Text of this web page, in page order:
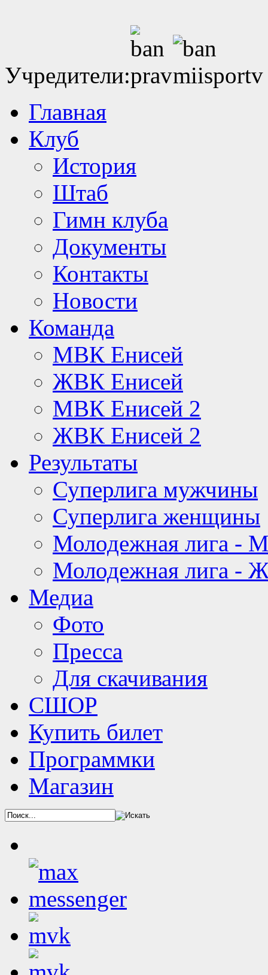
Учредители:
Главная
Клуб
История
Штаб
Гимн клуба
Документы
Контакты
Новости
Команда
МВК Енисей
ЖВК Енисей
МВК Енисей 2
ЖВК Енисей 2
Результаты
Суперлига мужчины
Суперлига женщины
Молодежная лига -
Молодежная лига -
Медиа
Фото
Пресса
Для скачивания
СШОР
Купить билет
Программки
Магазин